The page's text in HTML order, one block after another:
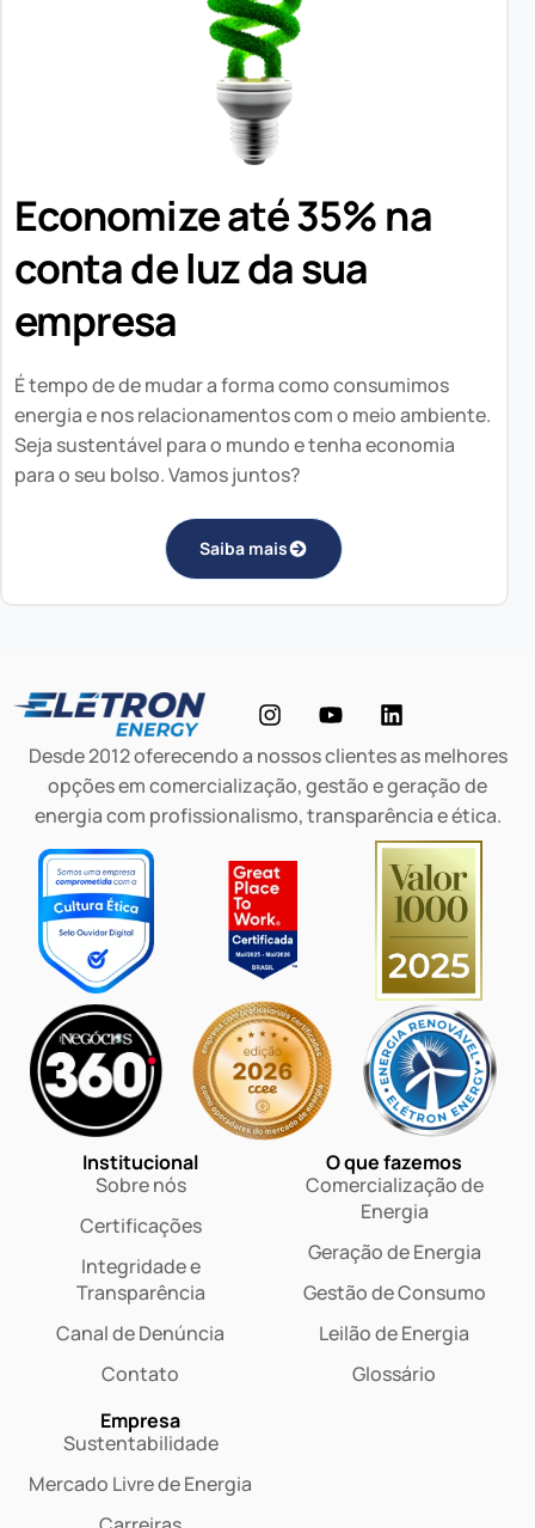
Economize até 35% na
conta de luz da sua
empresa
É tempo de de mudar a forma como consumimos
energia e nos relacionamentos com o meio ambiente.
Seja sustentável para o mundo e tenha economia
para o seu bolso. Vamos juntos?
Saiba mais
Desde 2012 oferecendo a nossos clientes as melhores
opções em comercialização, gestão e geração de
energia com profissionalismo, transparência e ética.
Institucional
Sobre nós
Certificações
Integridade e
Transparência
Canal de Denúncia
Contato
O que fazemos
Comercialização de
Energia
Geração de Energia
Gestão de Consumo
Leilão de Energia
Glossário
Empresa
Sustentabilidade
Mercado Livre de Energia